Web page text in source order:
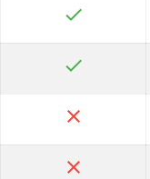
check
check
close
close